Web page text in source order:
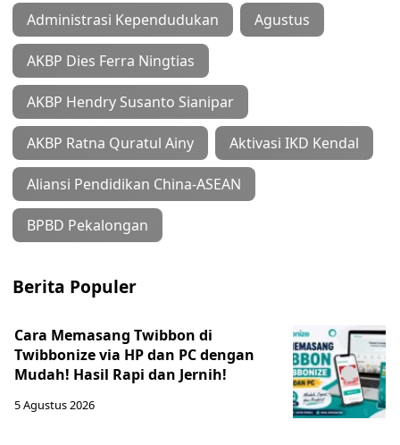
Administrasi Kependudukan Agustus
AKBP Dies Ferra Ningtias
AKBP Hendry Susanto Sianipar
AKBP Ratna Quratul Ainy Aktivasi IKD Kendal
Aliansi Pendidikan China-ASEAN
BPBD Pekalongan
Berita Populer
Cara Memasang Twibbon di
Twibbonize via HP dan PC dengan
Mudah! Hasil Rapi dan Jernih!
5 Agustus 2026